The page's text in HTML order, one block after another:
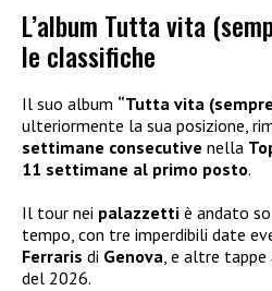
L’album Tutta vita
le classifiche
Il suo album “Tutta vita
ulteriormente la sua posizione,
settimane consecutive nella
11 settimane al primo posto.
Il tour nei palazzetti è andato
tempo, con tre imperdibili date
Ferraris di Genova, e altre
del 2026.